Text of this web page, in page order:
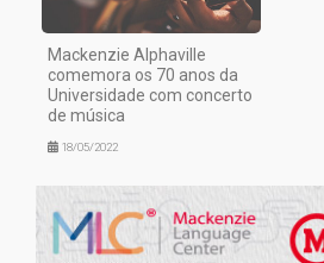
Mackenzie Alphaville
comemora os 70 anos da
Universidade com concerto
de música
18/05/2022